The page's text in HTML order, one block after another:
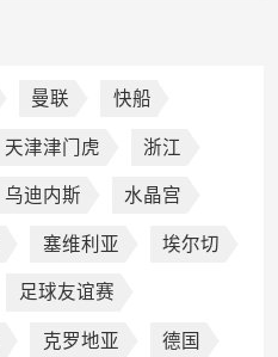
曼联 快船
天津津门虎 浙江
乌迪内斯 水晶宫
塞维利亚 埃尔切
足球友谊赛
克罗地亚 德国